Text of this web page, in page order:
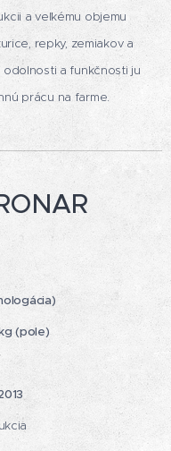
a veľkému objemu
repky, zemiakov a
odolnosti a funkčnosti ju
prácu na farme.
(pole)